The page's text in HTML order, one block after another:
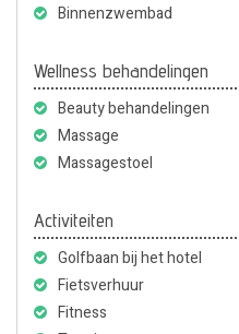
Binnenzwembad
Wellness behandelingen
Beauty behandelingen
Massage
Massagestoel
Activiteiten
Golfbaan bij het hotel
Fietsverhuur
Fitness